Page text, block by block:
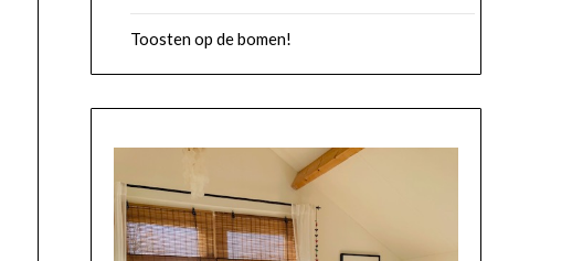
Toosten op de bomen!